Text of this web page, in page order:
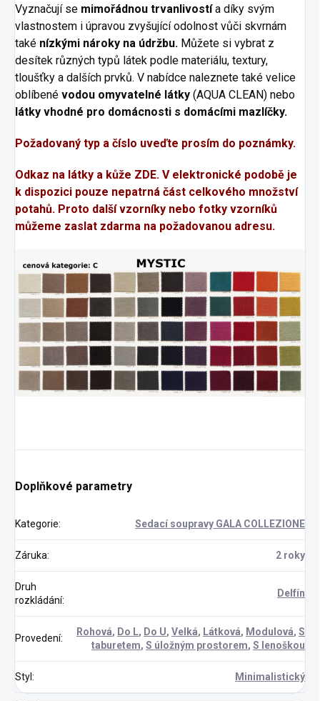
Vyznačují se mimořádnou trvanlivostía díky svým
vlastnostem i úpravou zvyšující odolnost vůči skvrnám
také nízkými nároky na údržbu. Můžete si vybrat z
desítek různých typů látek podle materiálu, textury,
tloušťky a dalších prvků. V nabídce naleznete také velice
oblíbené vodou omyvatelné látky (AQUA CLEAN) nebo
látky vhodné pro domácnosti s domácími mazlíčky.
Požadovaný typ a číslo uveďte prosím do poznámky.
Odkaz na látky a kůže ZDE. V elektronické podobě je
k dispozici pouze nepatrná část celkového množství
potahů. Proto další vzorníky nebo fotky vzorníků
můžeme zaslat zdarma na požadovanou adresu.
Doplňkové parametry
Kategorie: Sedací soupravy GALA COLLEZIONE
Záruka: 2 roky
Druh
rozkládání:
Delfín
Provedení:
Rohová, Do L, Do U, Velká, Látková, Modulová, S
taburetem, S úložným prostorem, S lenoškou
Styl: Minimalistický